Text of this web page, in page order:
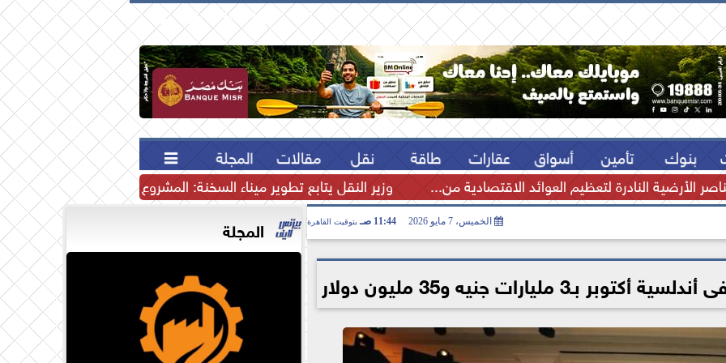
  


بنوك تأمين أسواق عقارات طاقة نقل مقالات المجلة 
الأرضية النادرة لتعظيم العوائد الاقتصادية من... وزير النقل يتابع تطوير ميناء السخنة: المشروع يرسخ مكانة مصر
الخميس، 7 مايو 2026 11:44 صـ بتوقيت القاهرة
جنيه و35 مليون دولار
المجلة